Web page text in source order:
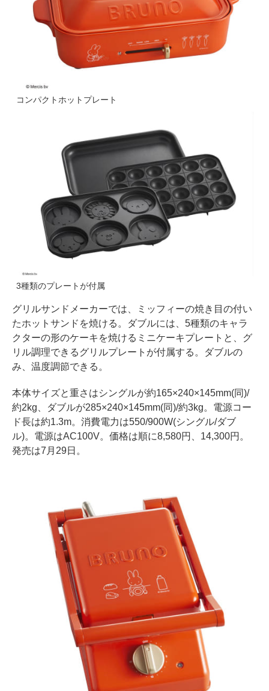
コンパクトホットプレート
3種類のプレートが付属
グリルサンドメーカーでは、ミッフィーの焼き目の付い
たホットサンドを焼ける。ダブルには、5種類のキャラ
クターの形のケーキを焼けるミニケーキプレートと、グ
リル調理できるグリルプレートが付属する。ダブルの
み、温度調節できる。
本体サイズと重さはシングルが約165×240×145mm(同)/
約2kg、ダブルが285×240×145mm(同)/約3kg。電源コー
ド長は約1.3m。消費電力は550/900W(シングル/ダブ
ル)。電源はAC100V。価格は順に8,580円、14,300円。
発売は7月29日。